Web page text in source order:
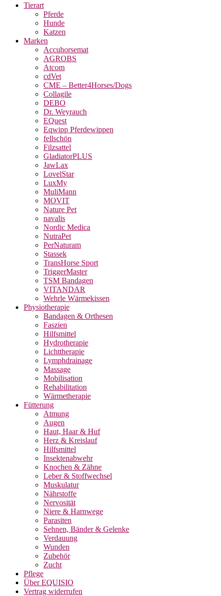
Tierart
Pferde
Hunde
Katzen
Marken
Accuhorsemat
AGROBS
Atcom
cdVet
CME – Better4Horses/Dogs
Collagile
DEBO
Dr. Weyrauch
EQuest
Eqwipp Pferdewippen
fellschön
Filzsattel
GladiatorPLUS
JawLax
LovelStar
LuxMy
MuliMann
MOVIT
Nature Pet
navalis
Nordic Medica
NutraPet
PerNaturam
Stassek
TransHorse Sport
TriggerMaster
TSM Bandagen
VITANDAR
Wehrle Wärmekissen
Physiotherapie
Bandagen & Orthesen
Faszien
Hilfsmittel
Hydrotherapie
Lichttherapie
Lymphdrainage
Massage
Mobilisation
Rehabilitation
Wärmetherapie
Fütterung
Atmung
Augen
Haut, Haar & Huf
Herz & Kreislauf
Hilfsmittel
Insektenabwehr
Knochen & Zähne
Leber & Stoffwechsel
Muskulatur
Nährstoffe
Nervosität
Niere & Harnwege
Parasiten
Sehnen, Bänder & Gelenke
Verdauung
Wunden
Zubehör
Zucht
Pflege
Über EQUISIO
Vertrag widerrufen